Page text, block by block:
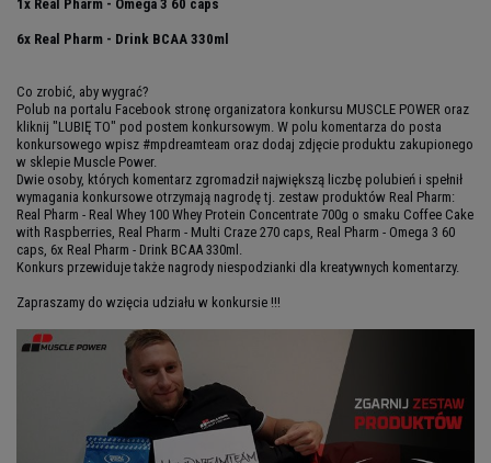
1x Real Pharm - Omega 3 60 caps
6x Real Pharm - Drink BCAA 330ml
Co zrobić, aby wygrać?
Polub na portalu Facebook stronę organizatora konkursu MUSCLE POWER oraz
kliknij "LUBIĘ TO" pod postem konkursowym. W polu komentarza do posta
konkursowego wpisz #mpdreamteam oraz dodaj zdjęcie produktu zakupionego
w sklepie Muscle Power.
Dwie osoby, których komentarz zgromadził największą liczbę polubień i spełnił
wymagania konkursowe otrzymają nagrodę tj. zestaw produktów Real Pharm:
Real Pharm - Real Whey 100 Whey Protein Concentrate 700g o smaku Coffee Cake
with Raspberries, Real Pharm - Multi Craze 270 caps, Real Pharm - Omega 3 60
caps, 6x Real Pharm - Drink BCAA 330ml.
Konkurs przewiduje także nagrody niespodzianki dla kreatywnych komentarzy.
Zapraszamy do wzięcia udziału w konkursie !!!